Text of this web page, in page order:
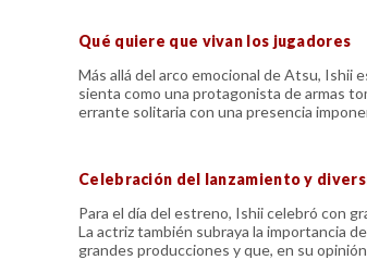
Qué quiere que vivan los jugadores
Más allá del arco emocional de Atsu, Ishii
sienta como una protagonista de armas
errante solitaria con una presencia
Celebración del lanzamiento y
Para el día del estreno, Ishii celebró con
La actriz también subraya la importancia
grandes producciones y que, en su